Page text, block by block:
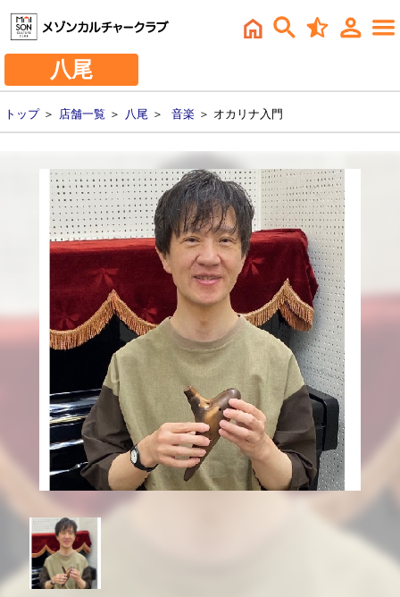
八尾
トップ＞ 店舗一覧 ＞ 八尾 ＞ 音楽 ＞ オカリナ入門